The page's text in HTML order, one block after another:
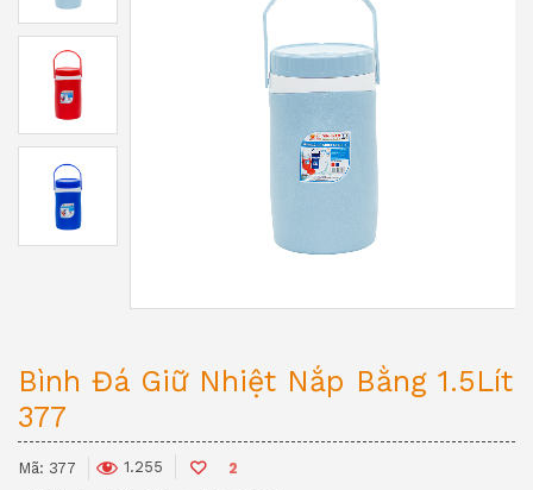
Bình Đá Giữ Nhiệt Nắp Bằng 1.5Lít
377
Mã: 377 1.255 2